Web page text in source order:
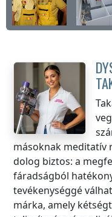
másoknak meditatív
dolog biztos: a
fáradságból
tevékenységgé
márka, amely